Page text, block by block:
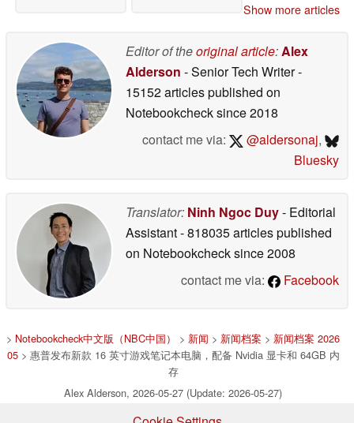
Show more articles
Editor of theoriginal article:Alex
Alderson - Senior Tech Writer-
15152 articles published on
Notebookchecksince 2018
contact me via:
@aldersonaj,
Bluesky
Translator: Ninh Ngoc Duy- Editorial
Assistant- 818035 articles published
on Notebookchecksince 2008
contact me via:
Facebook
> Notebookcheck中文版（NBC中国） > 新闻 > 新闻档案 > 新闻档案 2026
05> 惠普发布新款 16 英寸游戏笔记本电脑，配备 Nvidia 显卡和 64GB 内
存
Alex Alderson, 2026-05-27 (Update: 2026-05-27)